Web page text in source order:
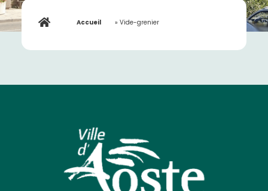
Accueil »Vide-grenier